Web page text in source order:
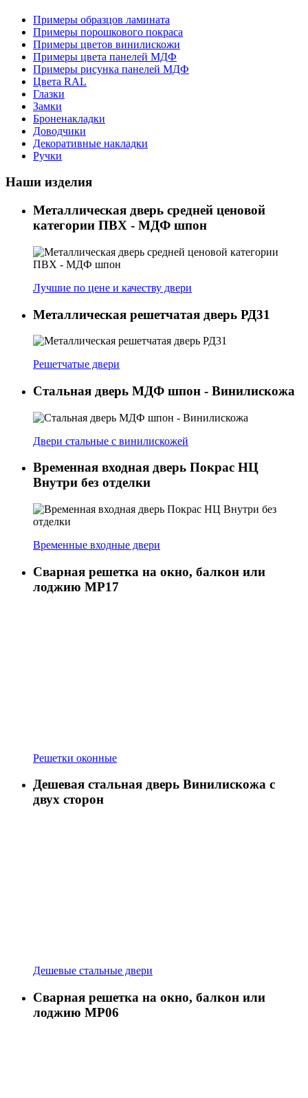
Примеры образцов ламината
Примеры порошкового покраса
Примеры цветов винилискожи
Примеры цвета панелей МДФ
Примеры рисунка панелей МДФ
Цвета RAL
Глазки
Замки
Броненакладки
Доводчики
Декоративные накладки
Ручки
Наши изделия
Металлическая дверь средней ценовой
категории ПВХ - МДФ шпон
Лучшие по цене и качеству двери
Металлическая решетчатая дверь РД31
Решетчатые двери
Стальная дверь МДФ шпон - Винилискожа
Двери стальные с винилискожей
Временная входная дверь Покрас НЦ
Внутри без отделки
Временные входные двери
Сварная решетка на окно, балкон или
лоджию МР17
Решетки оконные
Дешевая стальная дверь Винилискожа с
двух сторон
Дешевые стальные двери
Сварная решетка на окно, балкон или
лоджию МР06